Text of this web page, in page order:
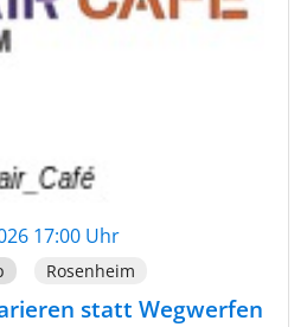
17:00 Uhr
Rosenheim
statt Wegwerfen